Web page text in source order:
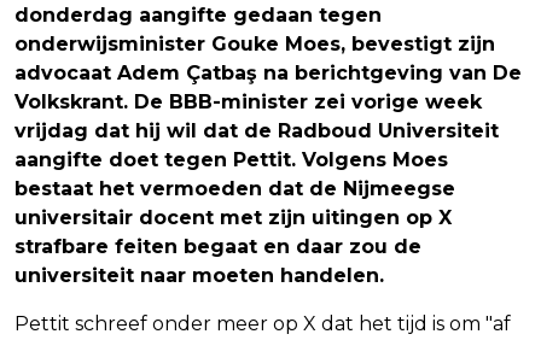
donderdag aangifte gedaan tegen
onderwijsminister Gouke Moes, bevestigt zijn
advocaat Adem Çatbaş na berichtgeving van De
Volkskrant. De BBB-minister zei vorige week
vrijdag dat hij wil dat de Radboud Universiteit
aangifte doet tegen Pettit. Volgens Moes
bestaat het vermoeden dat de Nijmeegse
universitair docent met zijn uitingen op X
strafbare feiten begaat en daar zou de
universiteit naar moeten handelen.
Pettit schreef onder meer op X dat het tijd is om "af